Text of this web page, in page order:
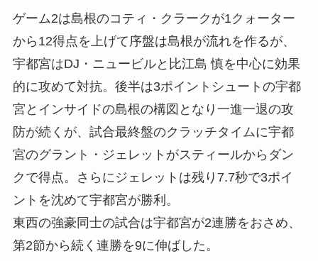
ゲーム2は島根のコティ・クラークが1クォーター
から12得点を上げて序盤は島根が流れを作るが、
宇都宮はDJ・ニュービルと比江島 慎を中心に効果
的に攻めて対抗。後半は3ポイントシュートの宇都
宮とインサイドの島根の構図となり一進一退の攻
防が続くが、試合最終盤のクラッチタイムに宇都
宮のグラント・ジェレットがスティールからダン
クで得点。さらにジェレットは残り7.7秒で3ポイ
ントを沈めて宇都宮が勝利。
東西の強豪同士の試合は宇都宮が2連勝をおさめ、
第2節から続く連勝を9に伸ばした。